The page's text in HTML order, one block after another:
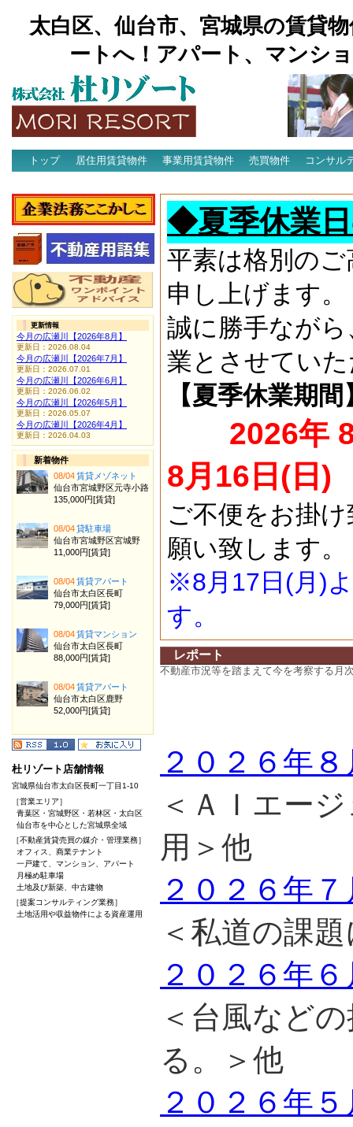
太白区、仙台市、宮城県の賃貸
ートへ！アパート、マンシ
トップ 居住用賃貸物件 事業用賃貸物件 売買物件
コンサル
◆夏季休業
平素は格別の
申し上げます。
誠に勝手なが
業とさせてい
【夏季休業期間
2026年
8月16日(日)
ご不便をお掛
願い致します。
※8月17日(月)
す。
レポート
不動産市況等を踏まえて今を考察する月
２０２６年
＜ＡＩエー
用＞他
２０２６年
＜私道の課
２０２６年
＜台風など
る。＞他
２０２６年
更新情報
今月の広瀬川【2026年8月】
更新日：2026.08.04
今月の広瀬川【2026年7月】
更新日：2026.07.01
今月の広瀬川【2026年6月】
更新日：2026.06.02
今月の広瀬川【2026年5月】
更新日：2026.05.07
今月の広瀬川【2026年4月】
更新日：2026.04.03
新着物件
08/04賃貸メゾネット
仙台市宮城野区元寺小路
135,000円[賃貸]
08/04貸駐車場
仙台市宮城野区宮城野
11,000円[賃貸]
08/04賃貸アパート
仙台市太白区長町
79,000円[賃貸]
08/04賃貸マンション
仙台市太白区長町
88,000円[賃貸]
08/04賃貸アパート
仙台市太白区鹿野
52,000円[賃貸]
杜リゾート店舗情報
宮城県仙台市太白区長町一丁目1-10
［営業エリア］
青葉区・宮城野区・若林区・太白区
仙台市を中心とした宮城県全域
［不動産賃貸売買の媒介・管理業務］
オフィス、商業テナント
一戸建て、マンション、アパート
月極め駐車場
土地及び新築、中古建物
［提案コンサルティング業務］
土地活用や収益物件による資産運用